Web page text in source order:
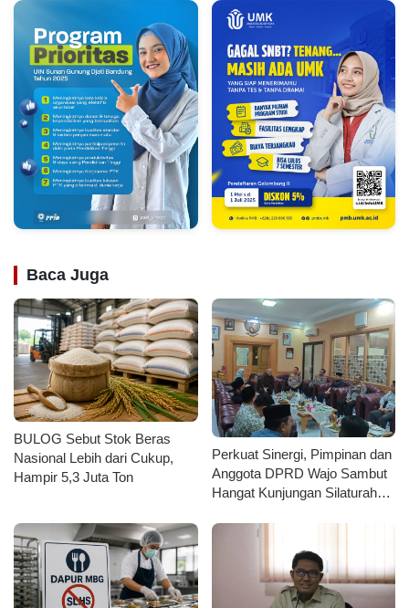
Baca Juga
BULOG Sebut Stok Beras
Nasional Lebih dari Cukup,
Hampir 5,3 Juta Ton
Perkuat Sinergi, Pimpinan dan
Anggota DPRD Wajo Sambut
Hangat Kunjungan Silaturahmi